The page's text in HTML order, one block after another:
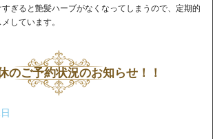
ぎると艶髪ハーブがなくなってしまうので、定期的
しています。
のご予約状況のお知らせ！！